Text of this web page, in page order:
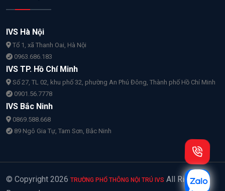
IVS Hà Nội
Tổ 1, xã Thanh Oai, Hà Nội
0963.686.183
IVS TP. Hồ Chí Minh
Số 27, TL 02, khu phố 32, phường An Phú Đông, Thành phố Hồ Chí Minh
0901.56.7778
IVS Bắc Ninh
0869.588.668
89 Ngô Gia Tự, Tam Sơn, Bắc Ninh
© Copyright 2026 TRƯỜNG PHỔ THÔNG NỘI TRÚ IVS All Rights